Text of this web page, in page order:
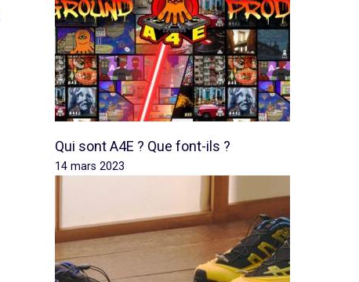
Qui sont A4E ? Que font-ils ?
14 mars 2023